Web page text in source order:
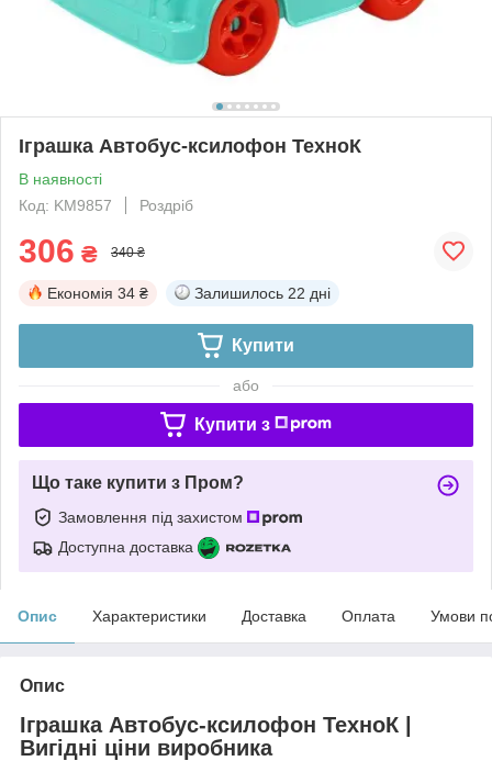
Іграшка Автобус-ксилофон ТехноК
В наявності
Код: KM9857
Роздріб
306 ₴ 340 ₴
Економія 34 ₴ Залишилось 22 дні
Купити
або
Купити з
Що таке купити з Пром?
Замовлення під захистом
Доступна доставка
Опис Характеристики Доставка Оплата Умови
Опис
Іграшка Автобус-ксилофон ТехноК |
Вигідні ціни виробника